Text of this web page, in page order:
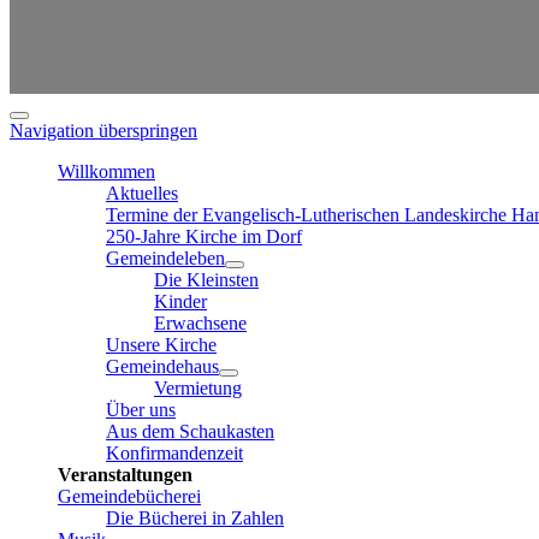
Navigation überspringen
Willkommen
Aktuelles
Termine der Evangelisch-Lutherischen Landeskirche
250-Jahre Kirche im Dorf
Gemeindeleben
Die Kleinsten
Kinder
Erwachsene
Unsere Kirche
Gemeindehaus
Vermietung
Über uns
Aus dem Schaukasten
Konfirmandenzeit
Veranstaltungen
Gemeindebücherei
Die Bücherei in Zahlen